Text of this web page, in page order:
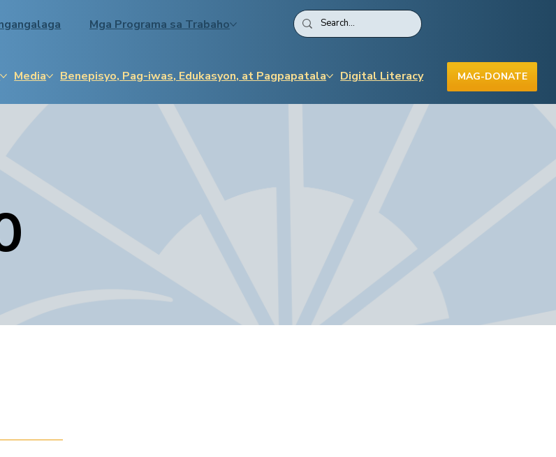
Mga Programa sa Trabaho
Media Benepisyo, Pag-iwas, Edukasyon, at Pagpapatala Digital Literacy MAG-DONATE